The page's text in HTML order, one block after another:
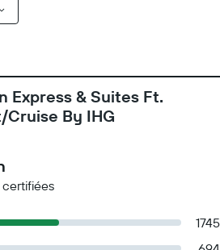
Express & Suites Ft.
By IHG
1745